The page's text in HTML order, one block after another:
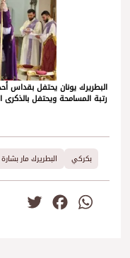
البطريرك يونان يحتفل بقداس
رتبة المسامحة ويحتفل
بكركي البطريرك مار
WhatsApp
Facebook